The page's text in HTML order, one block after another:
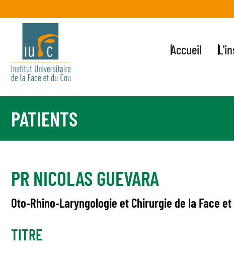
Accueil
PATIENTS
PR NICOLAS GUEVARA
Oto‐Rhino‐Laryngologie et Chirurgie de la Face et
TITRE